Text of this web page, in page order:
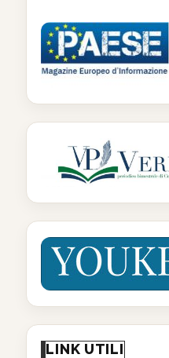
LINK UTILI